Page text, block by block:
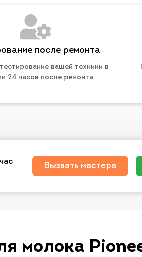
после ремонта
вашей техники в
24 часов после ремонта
Вызвать мастера
молока